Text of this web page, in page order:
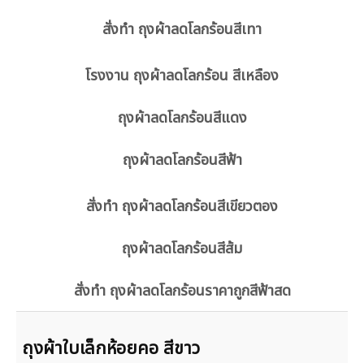
สั่งทำ ถุงผ้าลดโลกร้อนสีเทา
โรงงาน ถุงผ้าลดโลกร้อน สีเหลือง
ถุงผ้าลดโลกร้อนสีแดง
ถุงผ้าลดโลกร้อนสีฟ้า
สั่งทำ ถุงผ้าลดโลกร้อนสีเขียวตอง
ถุงผ้าลดโลกร้อนสีส้ม
สั่งทำ ถุงผ้าลดโลกร้อนราคาถูกสีฟ้าสด
ถุงผ้าใบเล็กห้อยคอ สีขาว